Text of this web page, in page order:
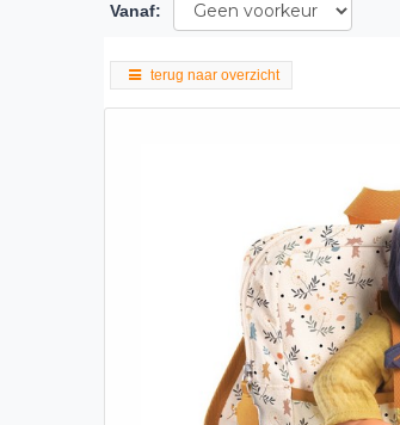
Vanaf:
terug naar overzicht